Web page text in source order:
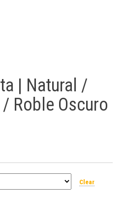
| Natural /
Roble Oscuro
Clear